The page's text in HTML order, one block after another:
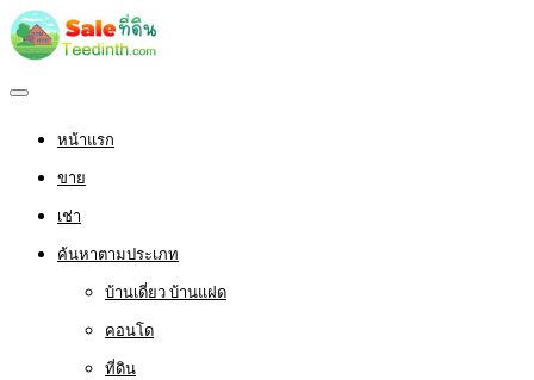
หน้าแรก
ขาย
เช่า
ค้นหาตามประเภท
บ้านเดี่ยว บ้านแฝด
คอนโด
ที่ดิน